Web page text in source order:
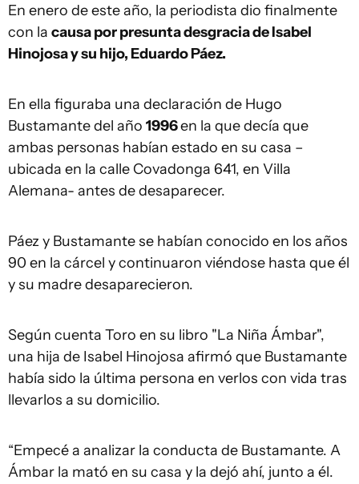
En enero de este año, la periodista dio finalmente
con la causa por presunta desgracia de Isabel
Hinojosa y su hijo, Eduardo Páez.
En ella figuraba una declaración de Hugo
Bustamante del año 1996en la que decía que
ambas personas habían estado en su casa –
ubicada en la calle Covadonga 641, en Villa
Alemana- antes de desaparecer.
Páez y Bustamante se habían conocido en los años
90 en la cárcel y continuaron viéndose hasta que él
y su madre desaparecieron.
Según cuenta Toro en su libro "La Niña Ámbar",
una hija de Isabel Hinojosa afirmó que Bustamante
había sido la última persona en verlos con vida tras
llevarlos a su domicilio.
“Empecé a analizar la conducta de Bustamante. A
Ámbar la mató en su casa y la dejó ahí, junto a él.